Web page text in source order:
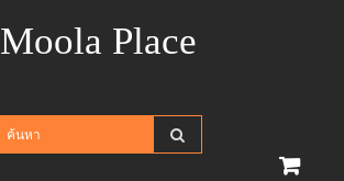
Moola Place